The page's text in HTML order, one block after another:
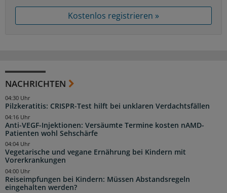
Kostenlos registrieren »
NACHRICHTEN
Pilzkeratitis: CRISPR-Test hilft bei unklaren Verdachtsfällen
04:30 Uhr
Anti-VEGF-Injektionen: Versäumte Termine kosten nAMD-
Patienten wohl Sehschärfe
04:16 Uhr
Vegetarische und vegane Ernährung bei Kindern mit
Vorerkrankungen
04:04 Uhr
Reiseimpfungen bei Kindern: Müssen Abstandsregeln
eingehalten werden?
04:00 Uhr